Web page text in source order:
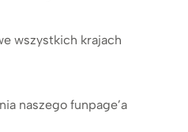
wszystkich krajach
naszego funpage’a